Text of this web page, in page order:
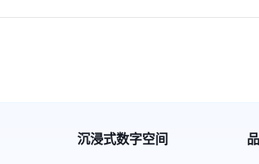
沉浸式数字空间